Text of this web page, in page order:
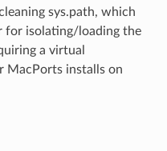
sys.path, which
for isolating/loading the
a virtual
MacPorts installs on